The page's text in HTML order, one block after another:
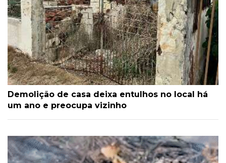
Demolição de casa deixa entulhos no local há
um ano e preocupa vizinho